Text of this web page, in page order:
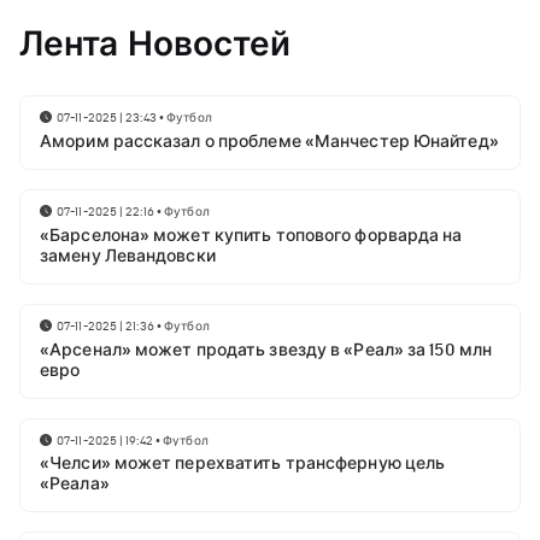
Лента Новостей
07-11-2025 | 23:43 •Футбол
Аморим рассказал о проблеме «Манчестер Юнайтед»
07-11-2025 | 22:16•Футбол
«Барселона» может купить топового форварда на
замену Левандовски
07-11-2025 | 21:36•Футбол
«Арсенал» может продать звезду в «Реал» за 150 млн
евро
07-11-2025 | 19:42 •Футбол
«Челси» может перехватить трансферную цель
«Реала»